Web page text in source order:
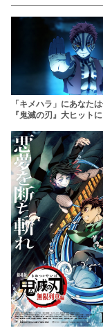
「キメハラ」にあなた
『鬼滅の刃』大ヒット